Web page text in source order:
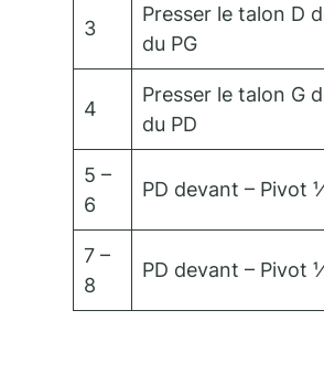
3
Presser le talon D
du PG
4
Presser le talon G
du PD
5 –
6
PD devant – Pivot
7 –
8
PD devant – Pivot